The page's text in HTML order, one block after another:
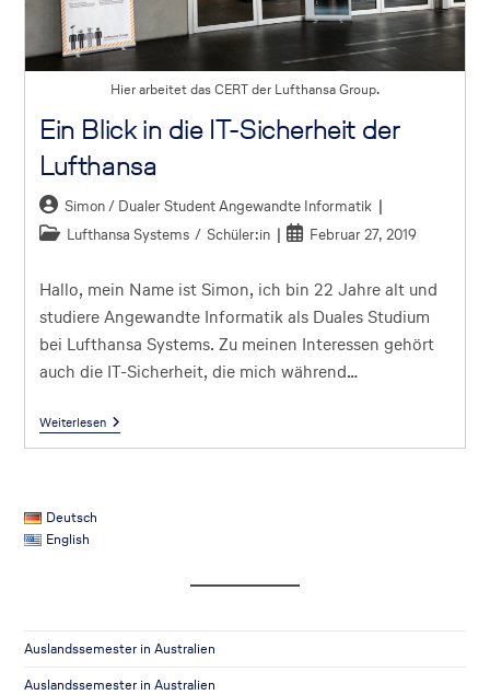
Hier arbeitet das CERT der Lufthansa Group.
Ein Blick in die IT-Sicherheit der
Lufthansa
Simon / Dualer Student Angewandte Informatik
Lufthansa Systems / Schüler:in Februar 27, 2019
Hallo, mein Name ist Simon, ich bin 22 Jahre alt und
studiere Angewandte Informatik als Duales Studium
bei Lufthansa Systems. Zu meinen Interessen gehört
auch die IT-Sicherheit, die mich während…
Weiterlesen
Deutsch
English
Auslandssemester in Australien
Auslandssemester in Australien